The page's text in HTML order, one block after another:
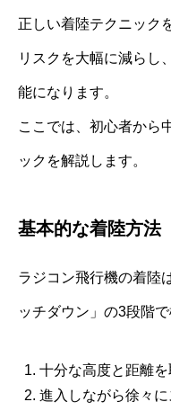
正しい着陸テクニック
リスクを大幅に減らし
能になります。
ここでは、初心者から
ックを解説します。
基本的な着陸方法
ラジコン飛行機の着陸
ッチダウン」の3段階で
十分な高度と距離
進入しながら徐々